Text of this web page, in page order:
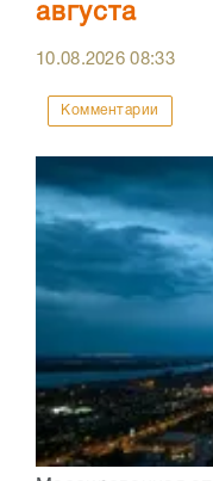
августа
10.08.202608:33
Комментарии